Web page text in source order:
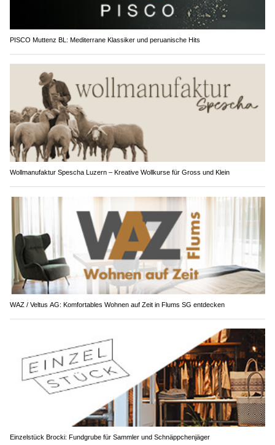
PISCO Muttenz BL: Mediterrane Klassiker und peruanische Hits
Wollmanufaktur Spescha Luzern – Kreative Wollkurse für Gross und Klein
WAZ / Veltus AG: Komfortables Wohnen auf Zeit in Flums SG entdecken
Einzelstück Brocki: Fundgrube für Sammler und Schnäppchenjäger